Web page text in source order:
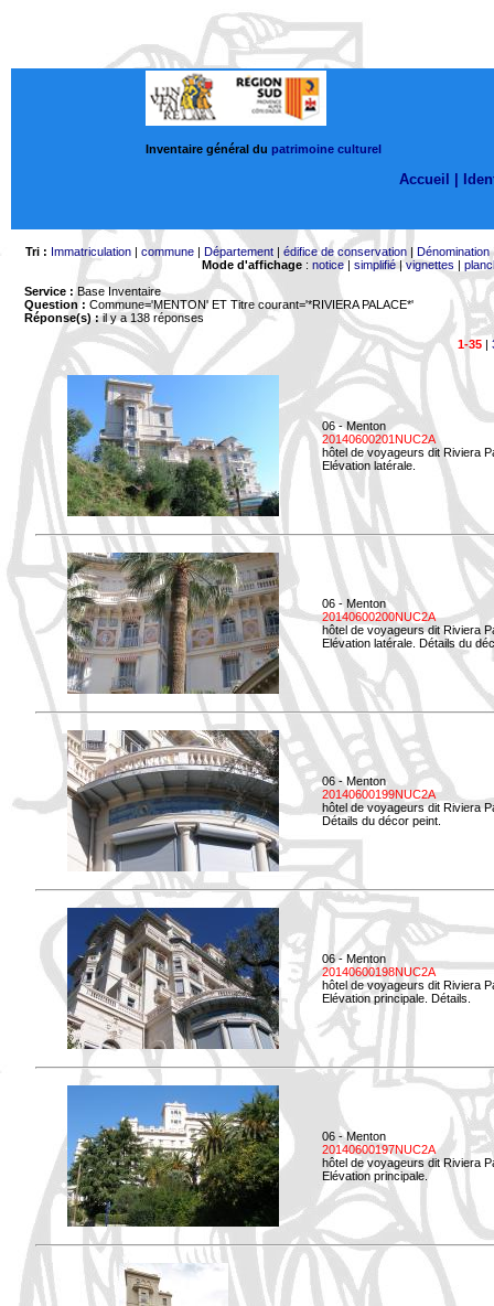
Inventaire général du patrimoine culturel
Accueil |
Tri : Immatriculation| commune| Département| édifice de conservation| Dénomination
Mode d'affichage: notice| simplifié|vignettes |
Service : Base Inventaire
Question : Commune='MENTON' ET Titre courant='*RIVIERA PALACE*'
Réponse(s) :il y a 138 réponses
1-35|
06 - Menton
20140600201NUC2A
hôtel de voyageurs dit Riviera
Elévation latérale.
06 - Menton
20140600200NUC2A
hôtel de voyageurs dit Riviera
Elévation latérale. Détails du
06 - Menton
20140600199NUC2A
hôtel de voyageurs dit Riviera
Détails du décor peint.
06 - Menton
20140600198NUC2A
hôtel de voyageurs dit Riviera
Elévation principale. Détails.
06 - Menton
20140600197NUC2A
hôtel de voyageurs dit Riviera
Elévation principale.